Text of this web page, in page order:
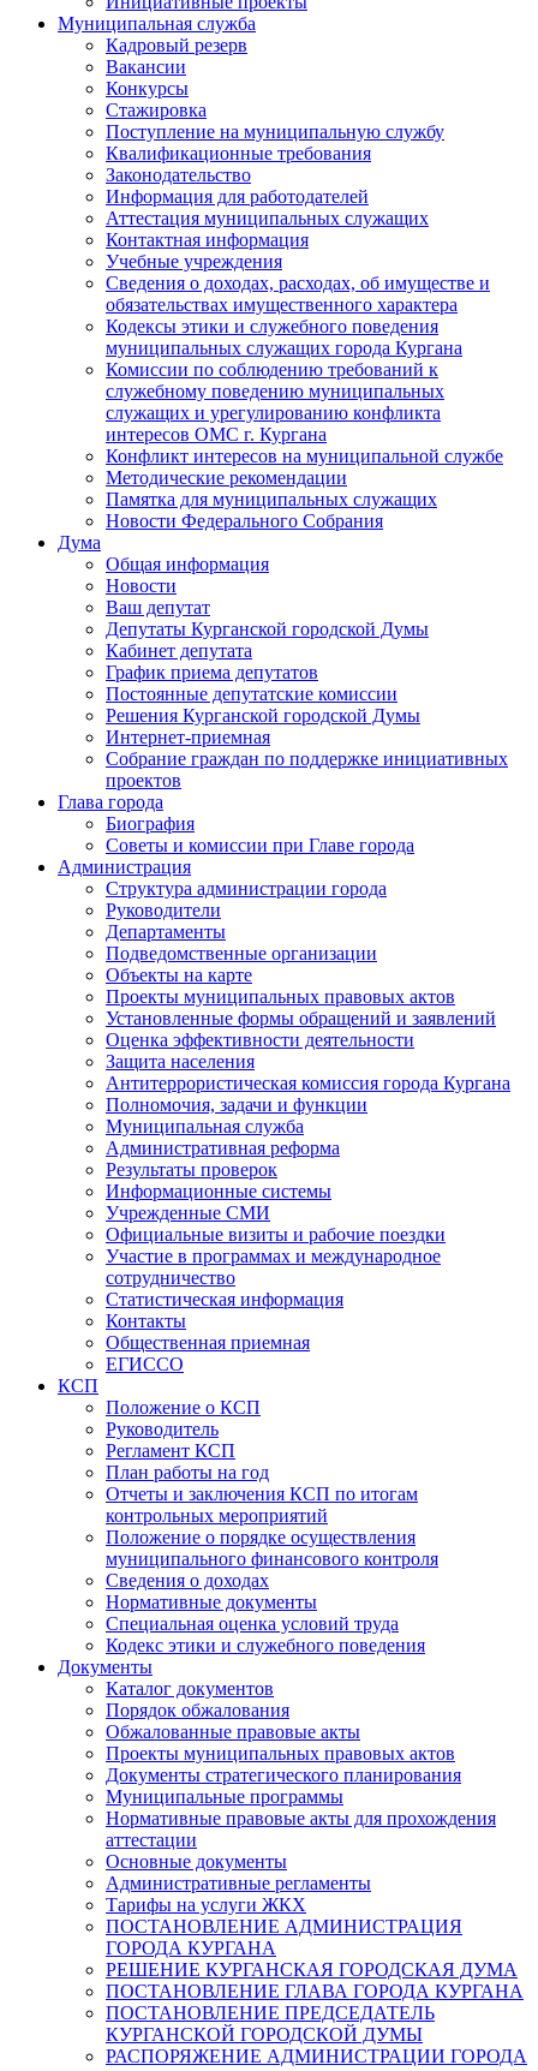
Муниципальная служба
Кадровый резерв
Вакансии
Конкурсы
Стажировка
Поступление на муниципальную службу
Квалификационные требования
Законодательство
Информация для работодателей
Аттестация муниципальных служащих
Контактная информация
Учебные учреждения
Сведения о доходах, расходах, об имуществе и
обязательствах имущественного характера
Кодексы этики и служебного поведения
муниципальных служащих города Кургана
Комиссии по соблюдению требований к
служебному поведению муниципальных
служащих и урегулированию конфликта
интересов ОМС г. Кургана
Конфликт интересов на муниципальной службе
Методические рекомендации
Памятка для муниципальных служащих
Новости Федерального Cобрания
Дума
Общая информация
Новости
Ваш депутат
Депутаты Курганской городской Думы
Кабинет депутата
График приема депутатов
Постоянные депутатские комиссии
Решения Курганской городской Думы
Интернет-приемная
Собрание граждан по поддержке инициативных
проектов
Глава города
Биография
Советы и комиссии при Главе города
Администрация
Структура администрации города
Руководители
Департаменты
Подведомственные организации
Объекты на карте
Проекты муниципальных правовых актов
Установленные формы обращений и заявлений
Оценка эффективности деятельности
Защита населения
Антитеррористическая комиссия города Кургана
Полномочия, задачи и функции
Муниципальная служба
Административная реформа
Результаты проверок
Информационные системы
Учрежденные СМИ
Официальные визиты и рабочие поездки
Участие в программах и международное
сотрудничество
Статистическая информация
Контакты
Общественная приемная
ЕГИССО
КСП
Положение о КСП
Руководитель
Регламент КСП
План работы на год
Отчеты и заключения КСП по итогам
контрольных мероприятий
Положение о порядке осуществления
муниципального финансового контроля
Сведения о доходах
Нормативные документы
Специальная оценка условий труда
Кодекс этики и служебного поведения
Документы
Каталог документов
Порядок обжалования
Обжалованные правовые акты
Проекты муниципальных правовых актов
Документы стратегического планирования
Муниципальные программы
Нормативные правовые акты для прохождения
аттестации
Основные документы
Административные регламенты
Тарифы на услуги ЖКХ
ПОСТАНОВЛЕНИЕ АДМИНИСТРАЦИЯ
ГОРОДА КУРГАНА
РЕШЕНИЕ КУРГАНСКАЯ ГОРОДСКАЯ ДУМА
ПОСТАНОВЛЕНИЕ ГЛАВА ГОРОДА КУРГАНА
ПОСТАНОВЛЕНИЕ ПРЕДСЕДАТЕЛЬ
КУРГАНСКОЙ ГОРОДСКОЙ ДУМЫ
РАСПОРЯЖЕНИЕ АДМИНИСТРАЦИИ ГОРОДА